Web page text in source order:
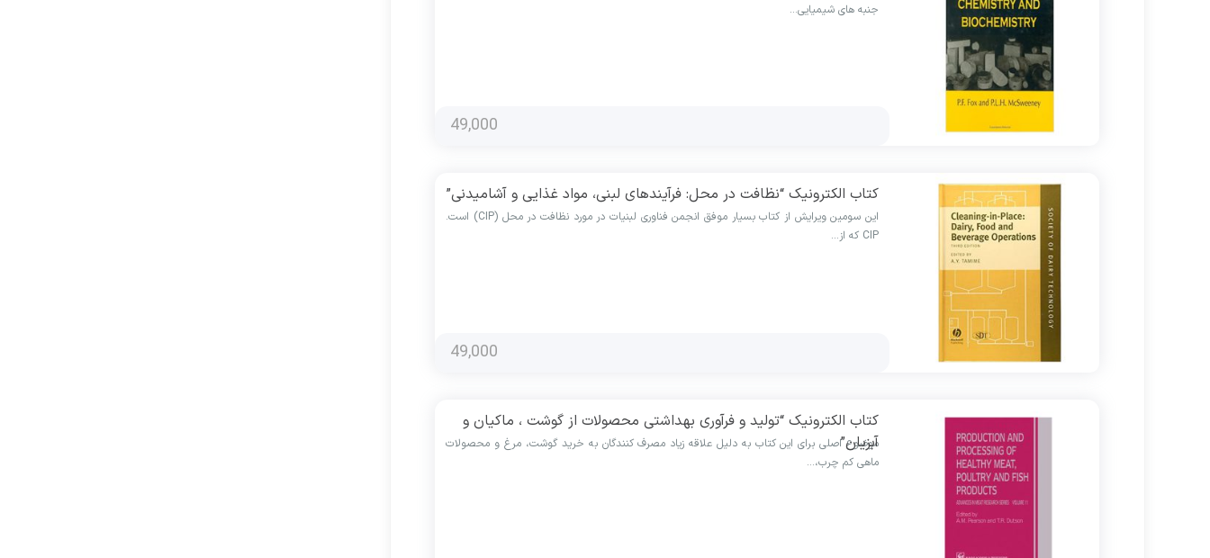
جنبه های شیمیایی…
49,000
کتاب الکترونیک “نظافت در محل: فرآیندهای لبنی، مواد غذایی و آشامیدنی”
این سومین ویرایش از کتاب بسیار موفق انجمن فناوری لبنیات در مورد نظافت در محل (CIP) است.
CIP که از…
49,000
کتاب الکترونیک “تولید و فرآوری بهداشتی محصولات از گوشت ، ماکیان و
آبزیان”
موضوع اصلی برای این کتاب به دلیل علاقه زیاد مصرف کنندگان به خرید گوشت، مرغ و محصولات
ماهی کم چرب،…